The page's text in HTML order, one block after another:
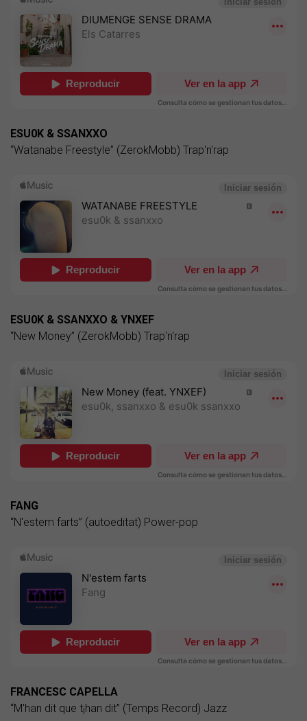
ESU0K & SSANXXO
“Watanabe Freestyle” (ZerokMobb) Trap'n'rap
ESU0K & SSANXXO & YNXEF
“New Money” (ZerokMobb) Trap'n'rap
FANG
“N'estem farts” (autoeditat) Power-pop
FRANCESC CAPELLA
“M'han dit que t¡han dit” (Temps Record) Jazz